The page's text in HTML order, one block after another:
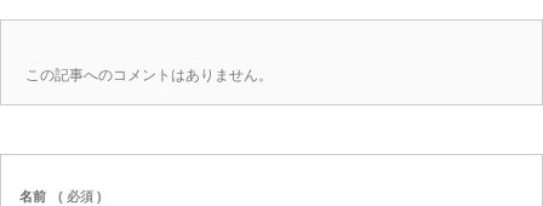
この記事へのコメントはありません。
名前 ( 必須 )